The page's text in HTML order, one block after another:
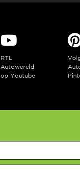
RTL
Autowereld
op Youtube